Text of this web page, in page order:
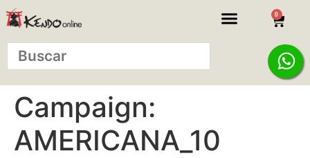
0
Campaign:
AMERICANA_10